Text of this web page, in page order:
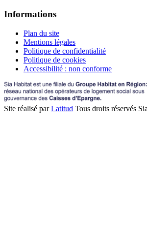
Informations
Plan du site
Mentions légales
Politique de confidentialité
Politique de cookies
Accessibilité : non conforme
Site réalisé parLatitud Tous droits réservés